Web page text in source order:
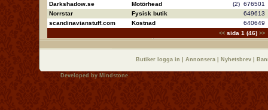
Darkshadow.se
Motörhead (2) 676501
Norrstar
Fysisk butik
649613
scandinavianstuff.com
Kostnad 640649
<< sida 1 (46) >>
Butiker logga in Annonsera Nyhetsbrev
Developed by Mindstone